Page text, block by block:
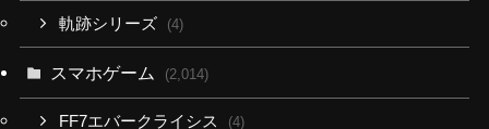
軌跡シリーズ (4)
スマホゲーム (2,014)
FF7エバークライシス (4)